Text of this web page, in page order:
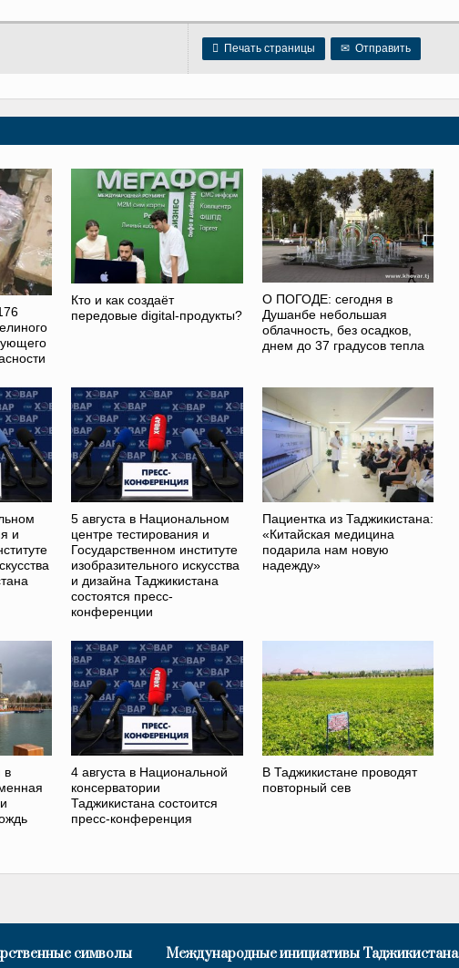
 Печать страницы ✉ Отправить
Кто и как создаёт
передовые digital-продукты?
О ПОГОДЕ: сегодня в
Душанбе небольшая
облачность, без осадков,
днем до 37 градусов тепла
и
5 августа в Национальном
центре тестирования и
Государственном институте
изобразительного искусства
и дизайна Таджикистана
состоятся пресс-
конференции
Пациентка из Таджикистана:
«Китайская медицина
подарила нам новую
надежду»
в
4 августа в Национальной
консерватории
Таджикистана состоится
пресс-конференция
В Таджикистане проводят
повторный сев
символы Международные инициативы Таджикистана